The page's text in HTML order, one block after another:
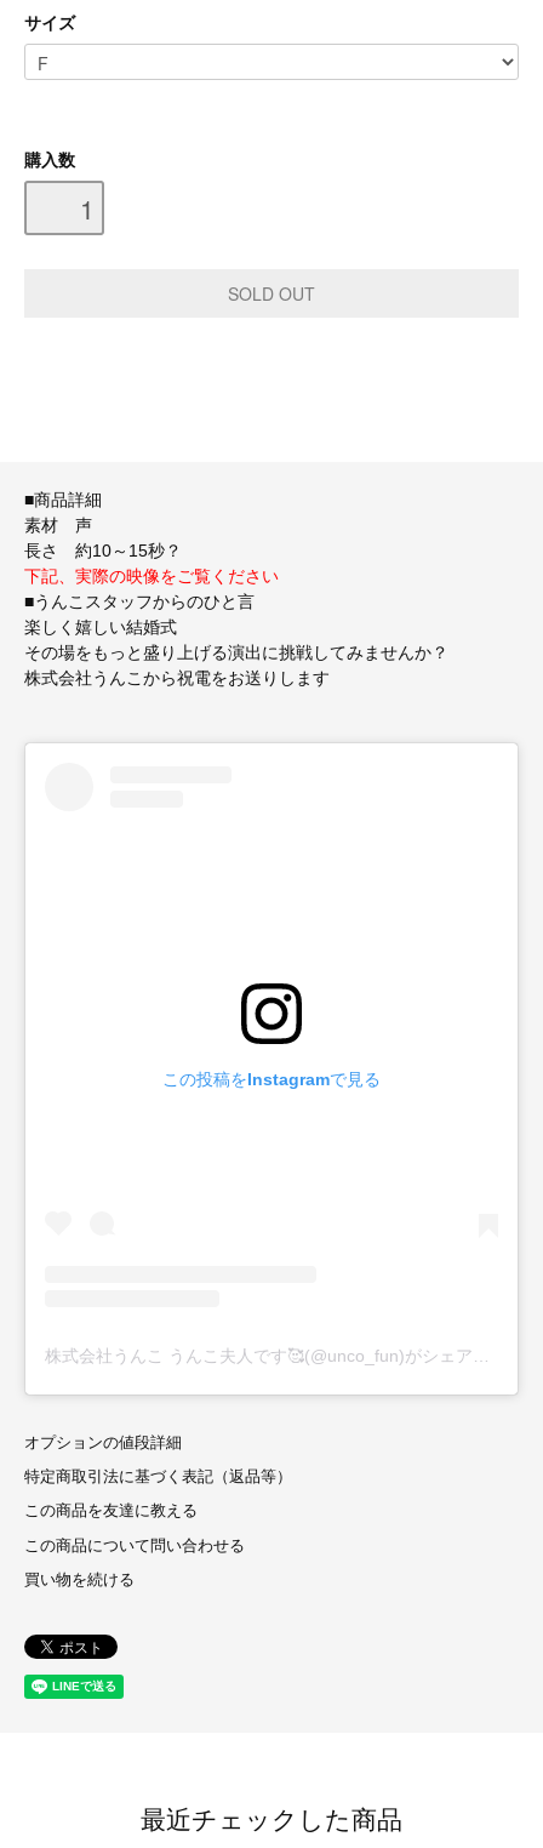
サイズ
購入数
■商品詳細
素材 声
長さ 約10～15秒？
下記、実際の映像をご覧ください
■うんこスタッフからのひと言
楽しく嬉しい結婚式
その場をもっと盛り上げる演出に挑戦してみませんか？
株式会社うんこから祝電をお送りします
この投稿をInstagramで見る
オプションの値段詳細
特定商取引法に基づく表記（返品等）
この商品を友達に教える
この商品について問い合わせる
買い物を続ける
最近チェックした商品